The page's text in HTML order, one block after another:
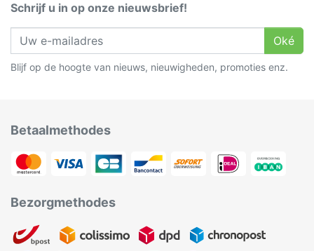
Schrijf u in op onze nieuwsbrief!
Oké
Blijf op de hoogte van nieuws, nieuwigheden, promoties enz.
Betaalmethodes
Bezorgmethodes